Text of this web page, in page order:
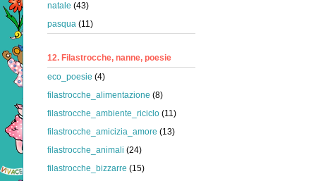
natale (43)
pasqua (11)
12. Filastrocche, nanne, poesie
eco_poesie (4)
filastrocche_alimentazione (8)
filastrocche_ambiente_riciclo (11)
filastrocche_amicizia_amore (13)
filastrocche_animali (24)
filastrocche_bizzarre (15)